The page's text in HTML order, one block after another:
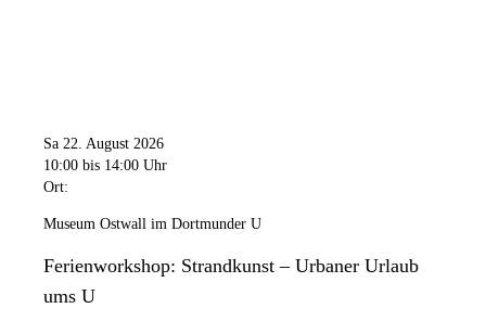
Sa 22. August 2026
10:00 bis 14:00 Uhr
Ort:
Museum Ostwall im Dortmunder U
Ferienworkshop: Strandkunst – Urbaner Urlaub
ums U